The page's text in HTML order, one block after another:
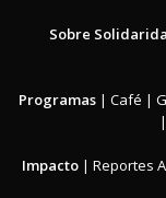
Sobre
Programas | Café |
|
Impacto | Reportes